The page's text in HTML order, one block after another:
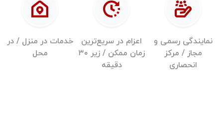
نمایندگی رسمی و
مجاز / مرکز
انحصاری
اعزام در سریع‌ترین
زمان ممکن / زیر ۳۰
دقیقه
خدمات در منزل / در
محل